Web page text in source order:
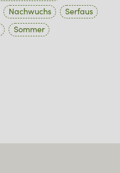
Nachwuchs
Serfaus
Sommer